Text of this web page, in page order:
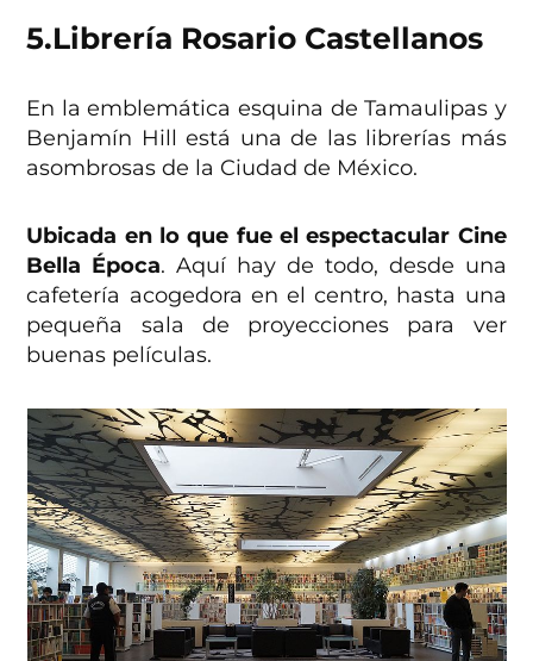
5.Librería Rosario Castellanos
En la emblemática esquina de Tamaulipas y
Benjamín Hill está una de las librerías más
asombrosas de la Ciudad de México.
Ubicada en lo que fue el espectacular Cine
Bella Época. Aquí hay de todo, desde una
cafetería acogedora en el centro, hasta una
pequeña sala de proyecciones para ver
buenas películas.